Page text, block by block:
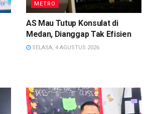
METRO
AS Mau Tutup Konsulat di
Medan, Dianggap Tak Efisien
SELASA, 4 AGUSTUS 2026